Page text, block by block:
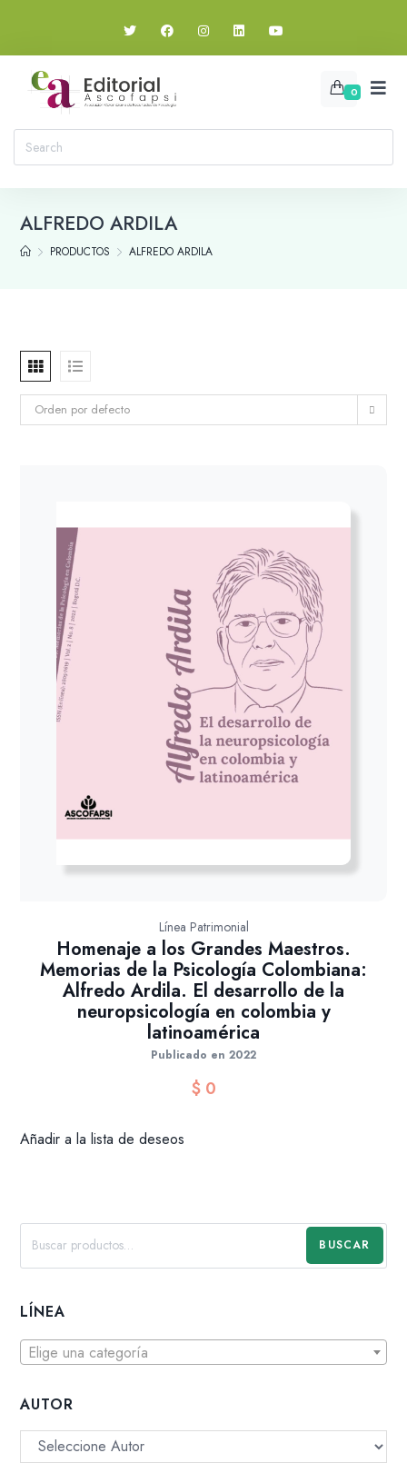
0
ALFREDO ARDILA
PRODUCTOS ALFREDO ARDILA
Orden por defecto
Línea Patrimonial
Homenaje a los Grandes Maestros.
Memorias de la Psicología Colombiana:
Alfredo Ardila. El desarrollo de la
neuropsicología en colombia y
latinoamérica
Publicado en 2022
$0
Añadir a la lista de deseos
BUSCAR
LÍNEA
Elige una categoría
AUTOR